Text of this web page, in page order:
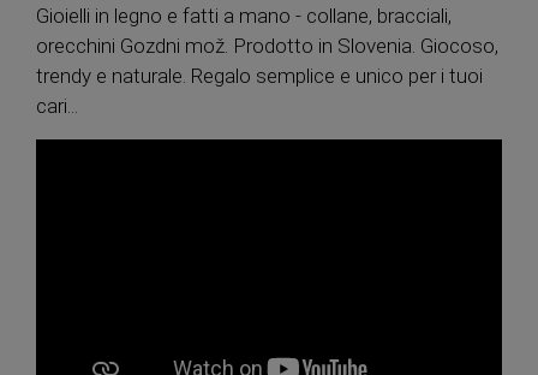
Gioielli in legno e fatti a mano - collane, bracciali,
orecchini Gozdni mož. Prodotto in Slovenia. Giocoso,
trendy e naturale. Regalo semplice e unico per i tuoi
cari...